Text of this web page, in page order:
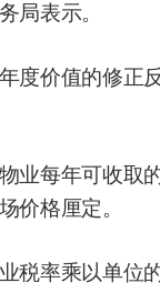
局表示。
度价值的修正
业每年可收取
价格厘定。
税率乘以单位